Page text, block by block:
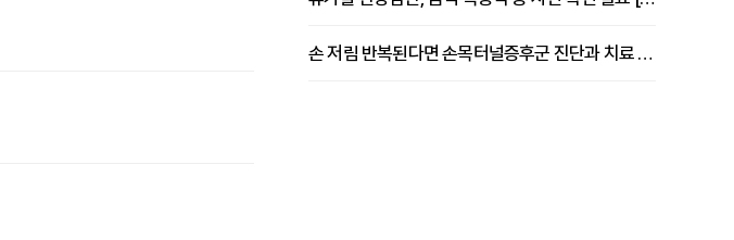
손 저림 반복된다면 손목터널증후군 진단과 치료 시기 살펴야 [김동현 원장 칼럼]